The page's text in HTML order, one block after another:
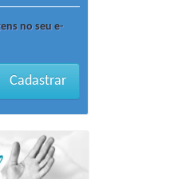
no seu e-
Cadastrar